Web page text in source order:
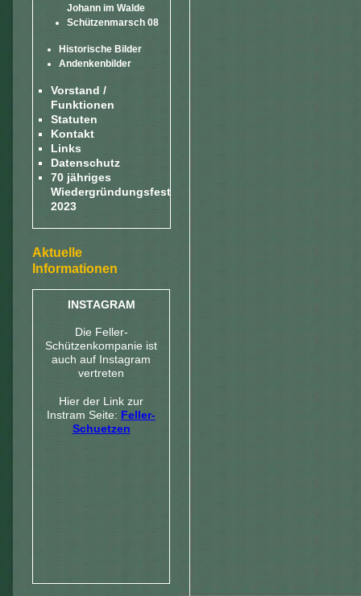
Johann im Walde
Schützenmarsch 08
Historische Bilder
Andenkenbilder
Vorstand /
Funktionen
Statuten
Kontakt
Links
Datenschutz
70 jähriges
Wiedergründungsfest
2023
Aktuelle
Informationen
INSTAGRAM
Die Feller-
Schützenkompanie ist
auch auf Instagram
vertreten
Hier der Link zur
Instram Seite: Feller-
Schuetzen